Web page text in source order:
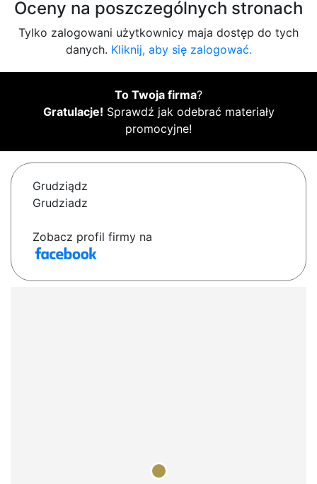
Oceny na poszczególnych stronach
Tylko zalogowani użytkownicy maja dostęp do tych
danych. Kliknij, aby się zalogować.
To Twoja firma?
Gratulacje! Sprawdź jak odebrać materiały
promocyjne!
Grudziądz
Grudziadz
Zobacz profil firmy na